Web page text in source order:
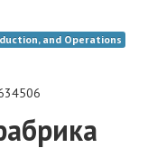
and Operations